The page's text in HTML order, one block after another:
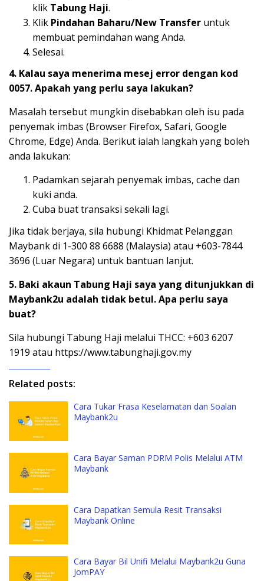
klik Tabung Haji.
Klik Pindahan Baharu/New Transfer untuk
membuat pemindahan wang Anda.
Selesai.
4. Kalau saya menerima mesej error dengan kod
0057. Apakah yang perlu saya lakukan?
Masalah tersebut mungkin disebabkan oleh isu pada
penyemak imbas (Browser Firefox, Safari, Google
Chrome, Edge) Anda. Berikut ialah langkah yang boleh
anda lakukan:
Padamkan sejarah penyemak imbas, cache dan
kuki anda.
Cuba buat transaksi sekali lagi.
Jika tidak berjaya, sila hubungi Khidmat Pelanggan
Maybank di 1-300 88 6688 (Malaysia) atau +603-7844
3696 (Luar Negara) untuk bantuan lanjut.
5. Baki akaun Tabung Haji saya yang ditunjukkan di
Maybank2u adalah tidak betul. Apa perlu saya
buat?
Sila hubungi Tabung Haji melalui THCC: +603 6207
1919 atau https://www.tabunghaji.gov.my
Related posts:
Cara Tukar Frasa Keselamatan dan Soalan
Maybank2u
Cara Bayar Saman PDRM Polis Melalui ATM
Maybank
Cara Dapatkan Semula Resit Transaksi
Maybank Online
Cara Bayar Bil Unifi Melalui Maybank2u Guna
JomPAY